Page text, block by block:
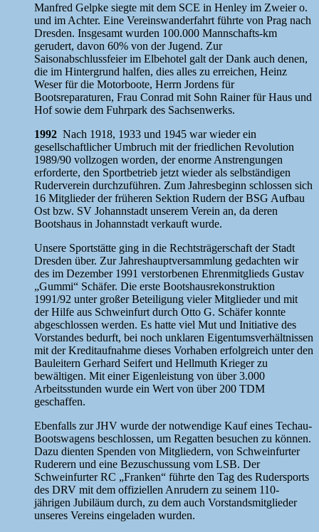
Manfred Gelpke siegte mit dem SCE in Henley im Zweier o.
und im Achter. Eine Vereinswanderfahrt führte von Prag nach
Dresden. Insgesamt wurden 100.000 Mannschafts-km
gerudert, davon 60% von der Jugend. Zur
Saisonabschlussfeier im Elbehotel galt der Dank auch denen,
die im Hintergrund halfen, dies alles zu erreichen, Heinz
Weser für die Motorboote, Herrn Jordens für
Bootsreparaturen, Frau Conrad mit Sohn Rainer für Haus und
Hof sowie dem Fuhrpark des Sachsenwerks.
1992 Nach 1918, 1933 und 1945 war wieder ein
gesellschaftlicher Umbruch mit der friedlichen Revolution
1989/90 vollzogen worden, der enorme Anstrengungen
erforderte, den Sportbetrieb jetzt wieder als selbständigen
Ruderverein durchzuführen. Zum Jahresbeginn schlossen sich
16 Mitglieder der früheren Sektion Rudern der BSG Aufbau
Ost bzw. SV Johannstadt unserem Verein an, da deren
Bootshaus in Johannstadt verkauft wurde.
Unsere Sportstätte ging in die Rechtsträgerschaft der Stadt
Dresden über. Zur Jahreshauptversammlung gedachten wir
des im Dezember 1991 verstorbenen Ehrenmitglieds Gustav
„Gummi“ Schäfer. Die erste Bootshausrekonstruktion
1991/92 unter großer Beteiligung vieler Mitglieder und mit
der Hilfe aus Schweinfurt durch Otto G. Schäfer konnte
abgeschlossen werden. Es hatte viel Mut und Initiative des
Vorstandes bedurft, bei noch unklaren Eigentumsverhältnissen
mit der Kreditaufnahme dieses Vorhaben erfolgreich unter den
Bauleitern Gerhard Seifert und Hellmuth Krieger zu
bewältigen. Mit einer Eigenleistung von über 3.000
Arbeitsstunden wurde ein Wert von über 200 TDM
geschaffen.
Ebenfalls zur JHV wurde der notwendige Kauf eines Techau-
Bootswagens beschlossen, um Regatten besuchen zu können.
Dazu dienten Spenden von Mitgliedern, von Schweinfurter
Ruderern und eine Bezuschussung vom LSB. Der
Schweinfurter RC „Franken“ führte den Tag des Rudersports
des DRV mit dem offiziellen Anrudern zu seinem 110-
jährigen Jubiläum durch, zu dem auch Vorstandsmitglieder
unseres Vereins eingeladen wurden.